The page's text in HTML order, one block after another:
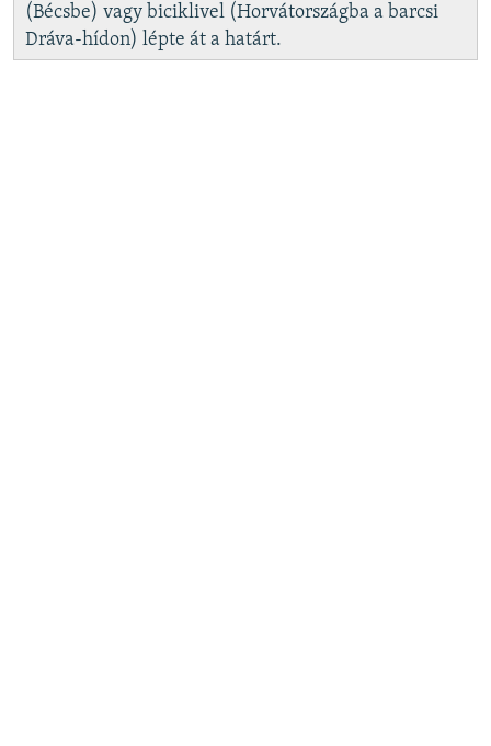
(Bécsbe) vagy biciklivel (Horvátországba a barcsi
Dráva-hídon) lépte át a határt.